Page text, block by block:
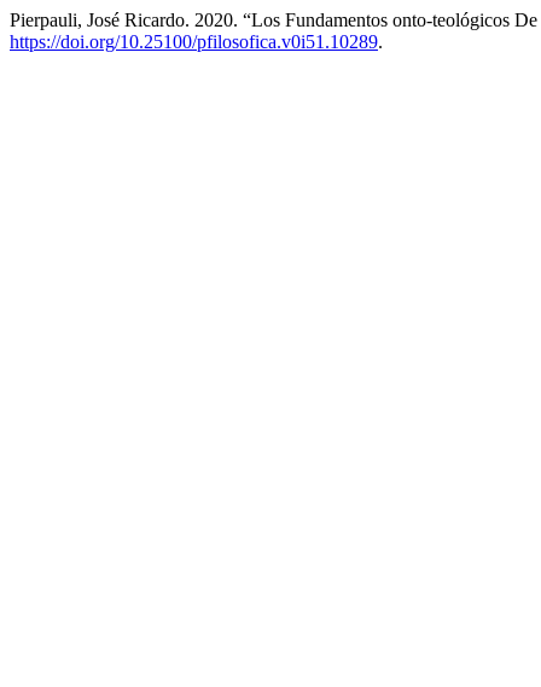
Pierpauli, José Ricardo. 2020. “Los Fundamentos onto-teológicos
https://doi.org/10.25100/pfilosofica.v0i51.10289.